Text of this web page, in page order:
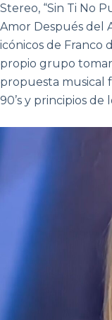
Stereo, “Sin Ti No
Amor Después del
icónicos de Franco
propio grupo
propuesta musical
90’s y principios de